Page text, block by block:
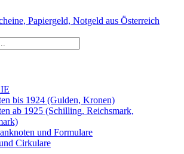
bis 1924 (Gulden, Kronen)
ab 1925 (Schilling, Reichsmark,
und Formulare
Cirkulare